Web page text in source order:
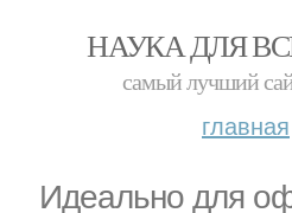
НАУКА ДЛЯ
самый лучший
главная
Идеально для